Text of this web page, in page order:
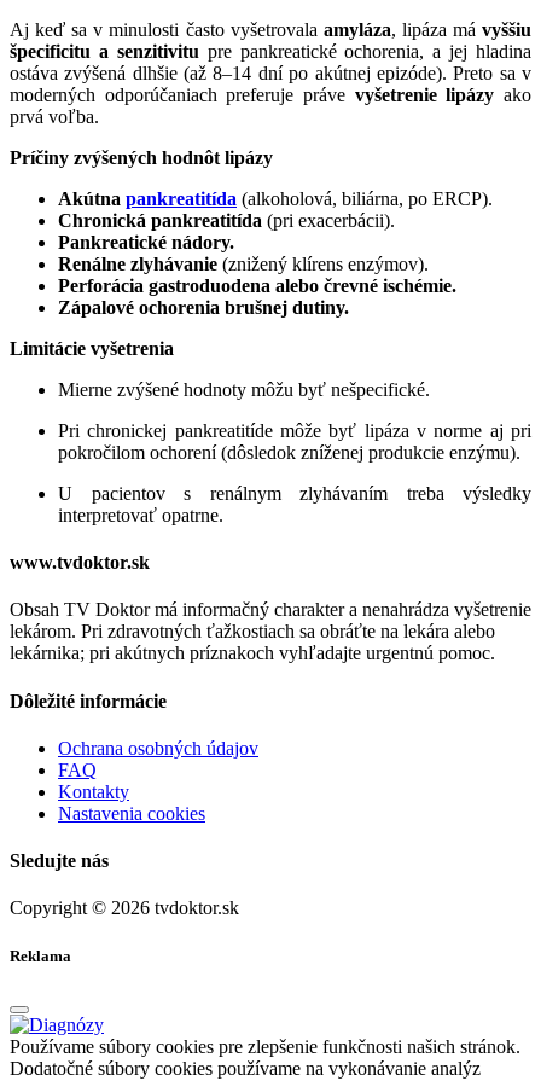
Aj keď sa v minulosti často vyšetrovala amyláza, lipáza mávyššiu
špecificitu a senzitivitu pre pankreatické ochorenia, a jej hladina
ostáva zvýšená dlhšie (až 8–14 dní po akútnej epizóde). Preto sa v
moderných odporúčaniach preferuje práve vyšetrenie lipázy ako
prvá voľba.
Príčiny zvýšených hodnôt lipázy
Akútna pankreatitída (alkoholová, biliárna, po ERCP).
Chronická pankreatitída (pri exacerbácii).
Pankreatické nádory.
Renálne zlyhávanie (znižený klírens enzýmov).
Perforácia gastroduodena alebo črevné ischémie.
Zápalové ochorenia brušnej dutiny.
Limitácie vyšetrenia
Mierne zvýšené hodnoty môžu byť nešpecifické.
Pri chronickej pankreatitíde môže byť lipáza v norme aj pri
pokročilom ochorení (dôsledok zníženej produkcie enzýmu).
U pacientov s renálnym zlyhávaním treba výsledky
interpretovať opatrne.
www.tvdoktor.sk
Obsah TV Doktor má informačný charakter a nenahrádza vyšetrenie
lekárom. Pri zdravotných ťažkostiach sa obráťte na lekára alebo
lekárnika; pri akútnych príznakoch vyhľadajte urgentnú pomoc.
Dôležité informácie
Ochrana osobných údajov
FAQ
Kontakty
Nastavenia cookies
Sledujte nás
Copyright © 2026 tvdoktor.sk
Reklama
Používame súbory cookies pre zlepšenie funkčnosti našich stránok.
Dodatočné súbory cookies používame na vykonávanie analýz